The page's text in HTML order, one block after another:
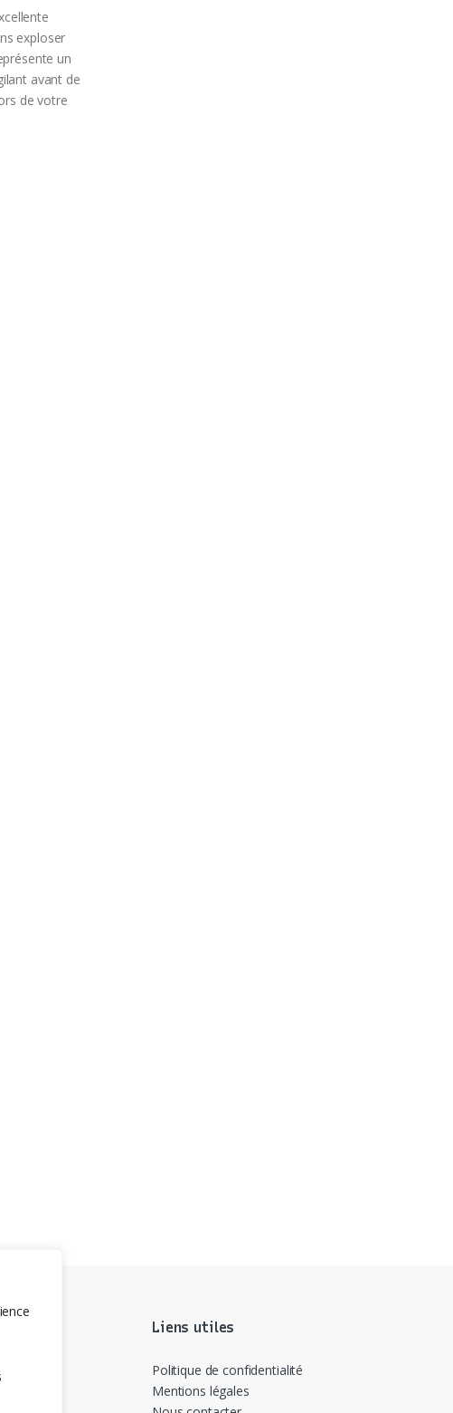
exploser
un
avant de
de votre
Liens utiles
Politique de confidentialité
Mentions légales